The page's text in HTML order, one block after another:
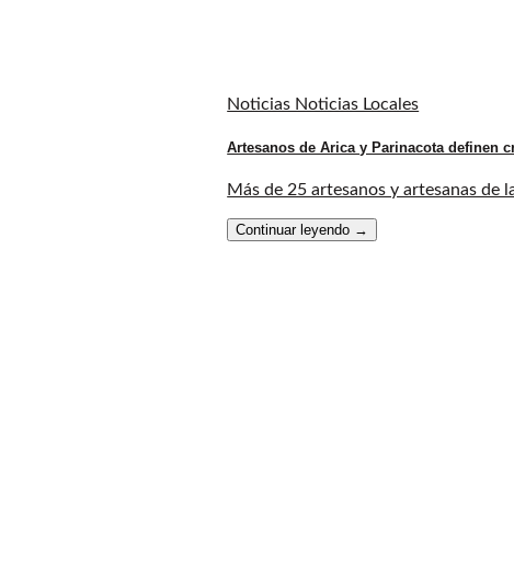
Noticias Noticias Locales
Artesanos de Arica y Parinacota definen
Más de 25 artesanos y artesanas de
Continuar leyendo →